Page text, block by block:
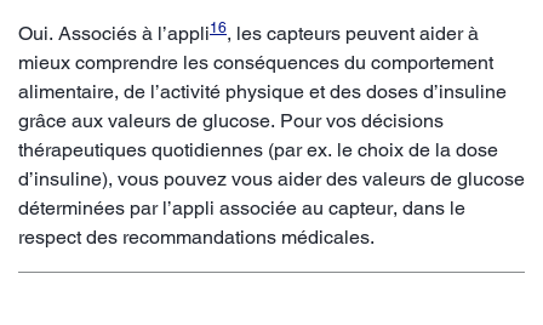
Oui. Associés à l’appli16, les capteurs peuvent aider à
mieux comprendre les conséquences du comportement
alimentaire, de l’activité physique et des doses d’insuline
grâce aux valeurs de glucose. Pour vos décisions
thérapeutiques quotidiennes (par ex. le choix de la dose
d’insuline), vous pouvez vous aider des valeurs de glucose
déterminées par l’appli associée au capteur, dans le
respect des recommandations médicales.